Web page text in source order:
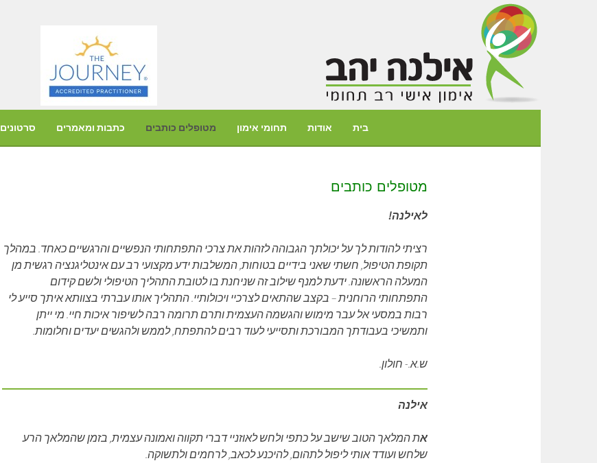
דילוג
לתוכן
בית אודות תחומי אימון מטופלים כותבים כתבות ומאמרים סרטונים
מטופלים כותבים
לאילנה!
רציתי להודות לך על יכולתך הגבוהה לזהות את צרכי התפתחותי הנפשיים והרגשיים כאחד. במהלך
תקופת הטיפול, חשתי שאני בידיים בטוחות, המשלבות ידע מקצועי רב עם אינטליגנציה רגשית מן
המעלה הראשונה. ידעת למנף שילוב זה שניחנת בו לטובת התהליך הטיפולי ולשם קידום
התפתחותי הרוחנית – בקצב שהתאים לצרכיי ויכולותיי. התהליך אותו עברתי בצוותא איתך סייע לי
רבות במסעי אל עבר מימוש והגשמה העצמית ותרם תרומה רבה לשיפור איכות חיי. מי ייתן
ותמשיכי בעבודתך המבורכת ותסייעי לעוד רבים להתפתח, לממש ולהגשים יעדים וחלומות.
ש.א.- חולון.
אילנה
את המלאך הטוב שישב על כתפי ולחש לאוזניי דברי תקווה ואמונה עצמית, בזמן שהמלאך הרע
שלחש ועודד אותי ליפול לתהום, להיכנע לכאב, לרחמים ולתשוקה.